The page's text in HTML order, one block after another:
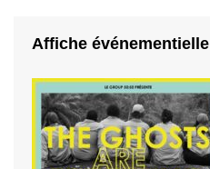
Affiche événementielle